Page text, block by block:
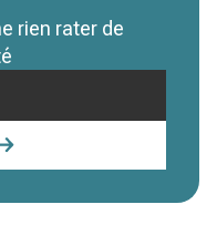
rien rater de